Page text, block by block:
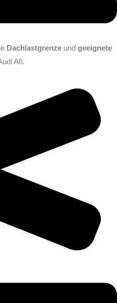
Dachlastgrenze und geeignete
A6.